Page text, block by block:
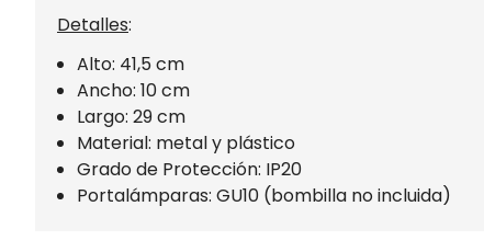
Detalles:
Alto: 41,5 cm
Ancho: 10 cm
Largo: 29 cm
Material: metal y plástico
Grado de Protección: IP20
Portalámparas: GU10 (bombilla no incluida)